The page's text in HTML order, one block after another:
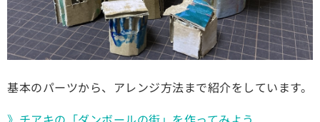
基本のパーツから、アレンジ方法まで紹介をしています。